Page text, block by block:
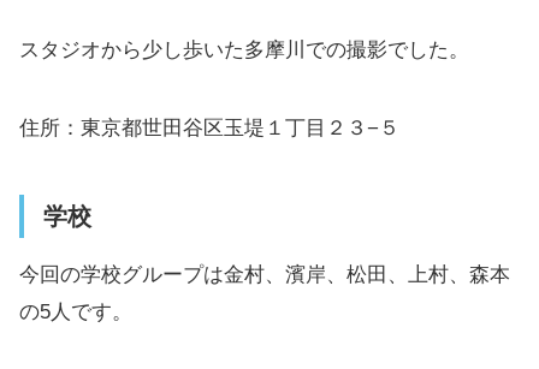
スタジオから少し歩いた多摩川での撮影でした。
住所：東京都世田谷区玉堤１丁目２３−５
学校
今回の学校グループは金村、濱岸、松田、上村、森本
の5人です。